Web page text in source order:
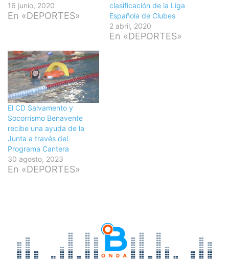
16 junio, 2020
En «DEPORTES»
clasificación de la Liga
Española de Clubes
2 abril, 2020
En «DEPORTES»
El CD Salvamento y
Socorrismo Benavente
recibe una ayuda de la
Junta a través del
Programa Cantera
30 agosto, 2023
En «DEPORTES»